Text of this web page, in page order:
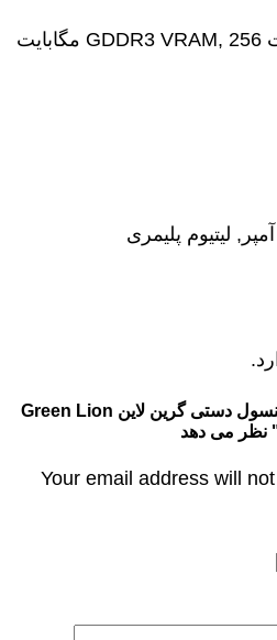
256 مگابایت GDDR3 VRAM, 256 مگابایت
اولین نفری باشید که برای "کنسول دستی گرین لاین Green Lion
Your email address will